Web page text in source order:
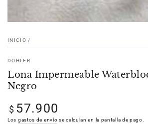
INICIO /
DOHLER
Lona Impermeable
Negro
Precio
regular
$ 57.900
Los gastos de envío se calculan en la pantalla de pago.